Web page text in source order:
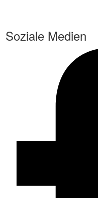
Soziale Medien